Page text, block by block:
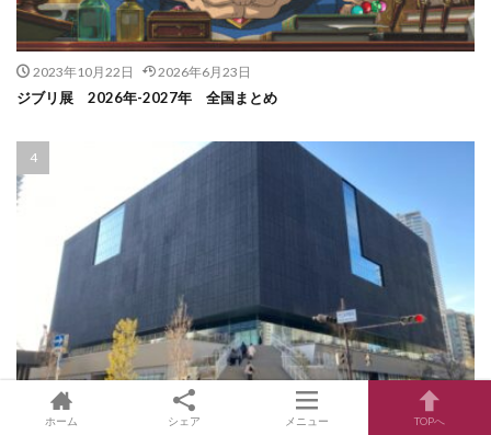
2023年10月22日 2026年6月23日
ジブリ展 2026年-2027年 全国まとめ
2026年8月5日 2026年8月5日
ホーム シェア メニュー TOPへ